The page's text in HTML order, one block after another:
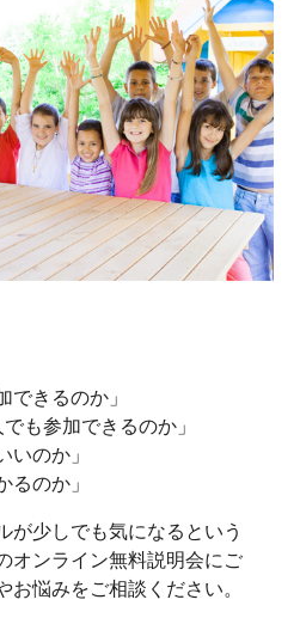
できるのか」
も参加できるのか」
いのか」
るのか」
が少しでも気になるという
オンライン無料説明会にご
お悩みをご相談ください。